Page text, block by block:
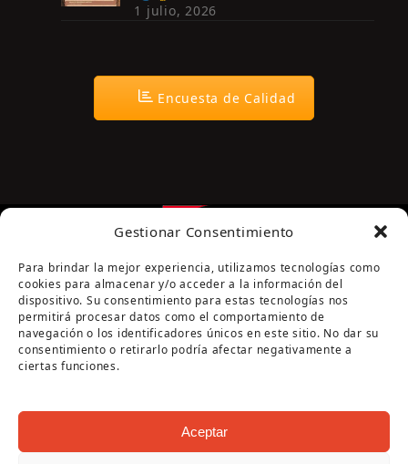
Gestionar Consentimiento
Para brindar la mejor experiencia, utilizamos tecnologías como
cookies para almacenar y/o acceder a la información del
dispositivo. Su consentimiento para estas tecnologías nos
permitirá procesar datos como el comportamiento de
navegación o los identificadores únicos en este sitio. No dar su
consentimiento o retirarlo podría afectar negativamente a
ciertas funciones.
Aceptar
1 julio, 2026
Encuesta de Calidad
Página cofinanciada por la Diputación de Córdoba